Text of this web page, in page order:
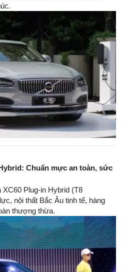
Chuẩn mực an toàn, sức
Plug-in Hybrid (T8
nội thất Bắc Âu tinh tế, hàng
thượng thừa.